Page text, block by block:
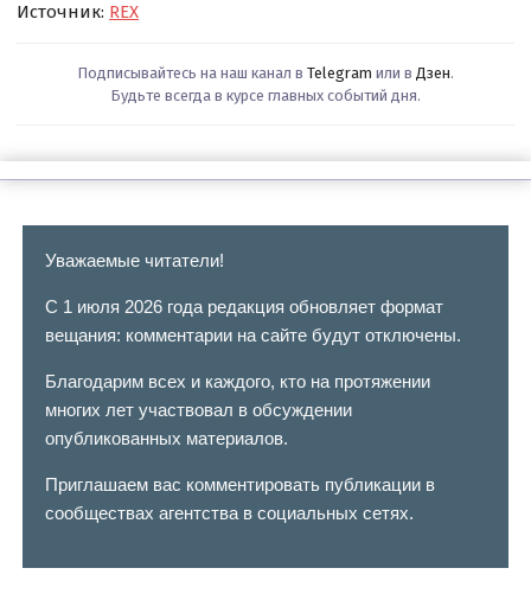
Источник: REX
Подписывайтесь на наш канал в Telegram или в Дзен.
Будьте всегда в курсе главных событий дня.
Уважаемые читатели!
С 1 июля 2026 года редакция обновляет формат
вещания: комментарии на сайте будут отключены.
Благодарим всех и каждого, кто на протяжении
многих лет участвовал в обсуждении
опубликованных материалов.
Приглашаем вас комментировать публикации в
сообществах агентства в социальных сетях.